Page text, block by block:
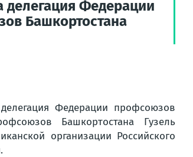
делегация Федерации
Башкортостана
Федерации профсоюзов
Башкортостана Гузель
организации Российского